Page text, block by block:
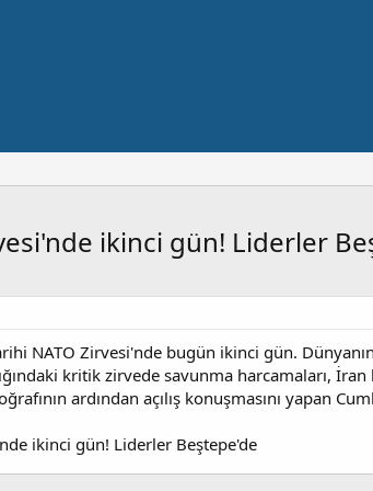
ikinci gün! Liderler
NATO Zirvesi'nde bugün ikinci gün.
kritik zirvede savunma harcamaları,
ardından açılış konuşmasını yapan
ikinci gün! Liderler Beştepe'de